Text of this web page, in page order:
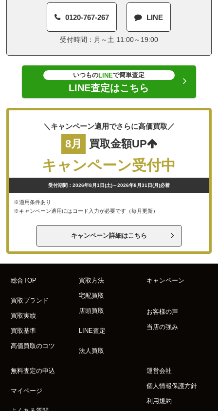
0120-767-267 LINE
受付時間：月～土 11:00～19:00
いつものLINEで簡単査定
LINE査定はこちら
＼キャンペーン適用でさらに高価買取／
8月 買取金額UP
キャンペーン受付中
受付期間：2026年8月1日(土)～2026年8月31日(月)必着
※適用条件あり
※キャンペーン適用にはコード入力が必要です（毎月更新）
キャンペーン詳細はこちら
総合TOP
買取ブランド
買取実績
買取基準
高価買取のコツ
買取方法
宅配買取
店頭買取
LINE査定
法人買取
キャンペーン
お客様の声
当店の強み
無料査定の申込
マイページ
運営会社
個人情報保護方針
利用規約